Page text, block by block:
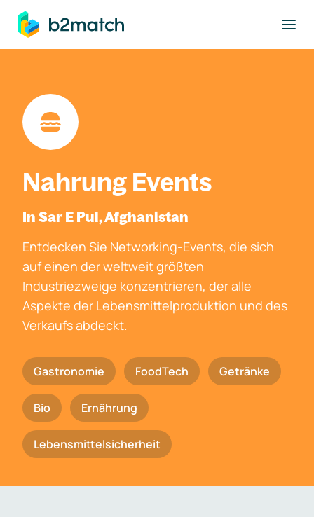
springen
Nahrung Events
In Sar E Pul, Afghanistan
Entdecken Sie Networking-Events, die sich
auf einen der weltweit größten
Industriezweige konzentrieren, der alle
Aspekte der Lebensmittelproduktion und des
Verkaufs abdeckt.
Gastronomie FoodTech Getränke
Bio Ernährung
Lebensmittelsicherheit